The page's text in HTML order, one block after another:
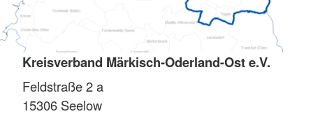
Kreisverband Märkisch-Oderland-Ost e.V.
Feldstraße 2 a
15306 Seelow